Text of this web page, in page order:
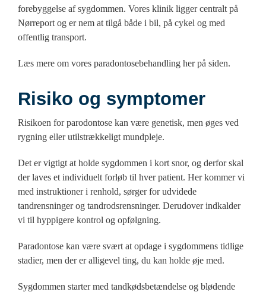
forebyggelse af sygdommen. Vores klinik ligger centralt på
Nørreport og er nem at tilgå både i bil, på cykel og med
offentlig transport.
Læs mere om vores paradontosebehandling her på siden.
Risiko og symptomer
Risikoen for parodontose kan være genetisk, men øges ved
rygning eller utilstrækkeligt mundpleje.
Det er vigtigt at holde sygdommen i kort snor, og derfor skal
der laves et individuelt forløb til hver patient. Her kommer vi
med instruktioner i renhold, sørger for udvidede
tandrensninger og tandrodsrensninger. Derudover indkalder
vi til hyppigere kontrol og opfølgning.
Paradontose kan være svært at opdage i sygdommens tidlige
stadier, men der er alligevel ting, du kan holde øje med.
Sygdommen starter med tandkødsbetændelse og blødende